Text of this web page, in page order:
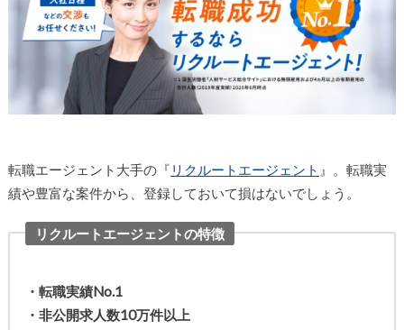
転職エージェント大手の『 リクルートエージェント 』。転職実
績や豊富な案件から、登録しておいて損はないでしょう。
リクルートエージェントの特徴
・転職実績No.1
・非公開求人数10万件以上